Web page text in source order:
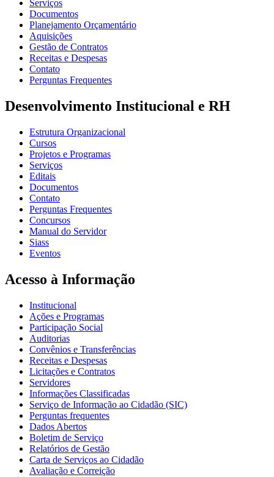
Serviços
Documentos
Planejamento Orçamentário
Aquisições
Gestão de Contratos
Receitas e Despesas
Contato
Perguntas Frequentes
Desenvolvimento Institucional e RH
Estrutura Organizacional
Cursos
Projetos e Programas
Serviços
Editais
Documentos
Contato
Perguntas Frequentes
Concursos
Manual do Servidor
Siass
Eventos
Acesso à Informação
Institucional
Ações e Programas
Participação Social
Auditorias
Convênios e Transferências
Receitas e Despesas
Licitações e Contratos
Servidores
Informações Classificadas
Serviço de Informação ao Cidadão (SIC)
Perguntas frequentes
Dados Abertos
Boletim de Serviço
Relatórios de Gestão
Carta de Serviços ao Cidadão
Avaliação e Correição